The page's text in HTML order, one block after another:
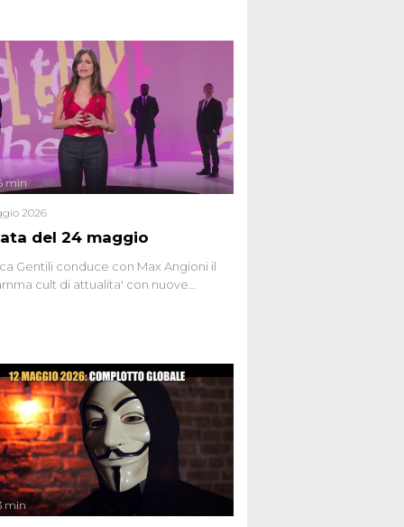
del 24 maggio
min
2026
Gentili conduce con Max Angioni il
cult di attualita' con nuove
min